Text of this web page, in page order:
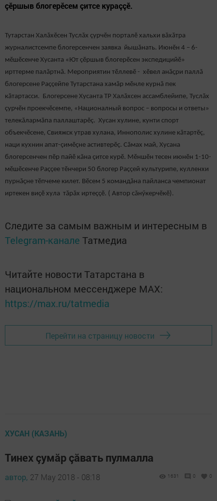
çӗршыв блогерӗсем çитсе кураççӗ.
Тутарстан Халăхӗсен Туслăх çурчӗн порталӗ хальхи вăхăтра
журналистсемпе блогерсенчен заявка йышăнать. Июнӗн 4 – 6-
мӗшӗсенче Хусанта «Ют çӗршыв блогерӗсен экспедицийӗ»
ирттерме палăртнă. Мероприятин тӗллевӗ - хӗвел анăçри паллă
блогерсене Раççейпе Тутарстана хамăр мӗнле курнă пек
кăтартасси. Блогерсене Хусанта ТР Халăхсен ассамблейипе, Туслăх
çурчӗн проекчӗсемпе, «Националный вопрос – вопросы и ответы»
телекăлармăпа паллаштарӗç. Хусан хулине, кунти спорт
объекчӗсене, Свияжск утрав хулана, Иннополис хулине кăтартӗç,
наци кухнин апат-çимӗçне астивтерӗç. Сăмах май, Хусана
блогерсенчен пӗр пайӗ кăна çитсе курӗ. Мӗншӗн тесен июнӗн 1-10-
мӗшӗсенче Раççее тӗнчери 50 блогер Раççей культурипе, кулленхи
пурнăçне тӗпчеме килет. Вӗсем 5 командăна пайланса чемпионат
иртекен виçӗ хула тăрăх иртеççӗ. ( Автор сăнӳкерчӗкӗ).
Следите за самым важным и интересным в
Telegram-канале Татмедиа
Читайте новости Татарстана в
национальном мессенджере MАХ:
https://max.ru/tatmedia
Перейти на страницу новости
ХУСАН (КАЗАНЬ)
Тинех çумăр çăвать пулмалла
автор, 27 May 2018 - 08:18 1631 0 0